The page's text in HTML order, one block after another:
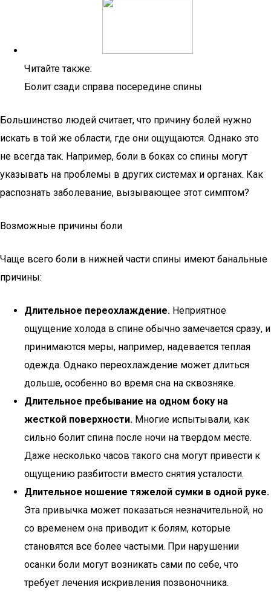
Читайте также:
Болит сзади справа посередине спины
Большинство людей считает, что причину болей нужно
искать в той же области, где они ощущаются. Однако это
не всегда так. Например, боли в боках со спины могут
указывать на проблемы в других системах и органах. Как
распознать заболевание, вызывающее этот симптом?
Возможные причины боли
Чаще всего боли в нижней части спины имеют банальные
причины:
Длительное переохлаждение. Неприятное
ощущение холода в спине обычно замечается сразу, и
принимаются меры, например, надевается теплая
одежда. Однако переохлаждение может длиться
дольше, особенно во время сна на сквозняке.
Длительное пребывание на одном боку на
жесткой поверхности. Многие испытывали, как
сильно болит спина после ночи на твердом месте.
Даже несколько часов такого сна могут привести к
ощущению разбитости вместо снятия усталости.
Длительное ношение тяжелой сумки в одной руке.
Эта привычка может показаться незначительной, но
со временем она приводит к болям, которые
становятся все более частыми. При нарушении
осанки боли могут возникать сами по себе, что
требует лечения искривления позвоночника.